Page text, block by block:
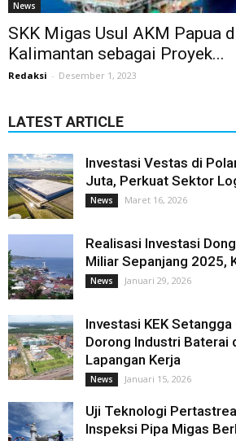
News
SKK Migas Usul AKM Papua
Kalimantan sebagai Proyek...
Redaksi - Desember 1, 2023
LATEST ARTICLE
Investasi Vestas di
Juta, Perkuat Sektor
News Maret 16, 2026
Realisasi Investasi
Miliar Sepanjang 2025,
News Januari 29, 2026
Investasi KEK
Dorong Industri Baterai
Lapangan Kerja
News Januari 15, 2026
Uji Teknologi
Inspeksi Pipa Migas